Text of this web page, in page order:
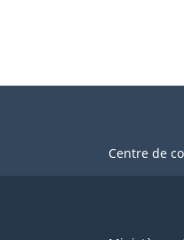
Centre de